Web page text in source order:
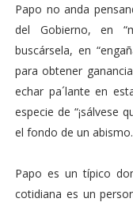
Papo no anda
del Gobierno, en
buscársela, en
para obtener
echar pa´lante en
especie de “¡sálvese
el fondo de un abismo.
Papo es un típico
cotidiana es un